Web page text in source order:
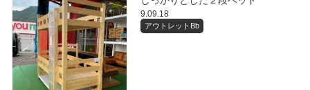
9.09.18
アウトレットBb